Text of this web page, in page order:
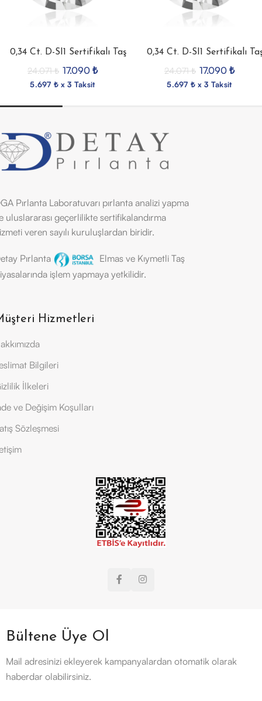
0,34 Ct. D-SI1 Sertifikalı Taş
24.071₺ 17.090 ₺
5.697 ₺ x 3 Taksit
0,34 Ct. D-SI1 Sertifikalı
24.071₺ 17.090 ₺
5.697 ₺ x 3 Taksit
Pırlanta Laboratuvarı pırlanta analizi yapma
uluslararası geçerlilikte sertifikalandırma
veren sayılı kuruluşlardan biridir.
Pırlanta
Elmas ve Kıymetli Taş
işlem yapmaya yetkilidir.
Hizmetleri
Bilgileri
İlkeleri
ve Değişim Koşulları
Sözleşmesi
Bültene Üye Ol
Mail adresinizi ekleyerek kampanyalardan otomatik olarak
haberdar olabilirsiniz.